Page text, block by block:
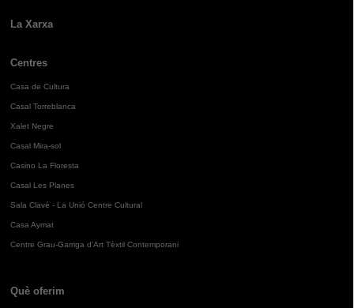
La Xarxa
Centres
Casa de Cultura
Casal Torreblanca
Xalet Negre
Casal Mira-sol
Casino La Floresta
Casal Les Planes
Sala Clavé - La Unió Centre Cultural
Casa Aymat
Centre Grau-Garriga d'Art Tèxtil Contemporani
Què oferim